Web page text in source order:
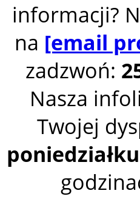
informacji?
na [email
zadzwoń:
Nasza
Twojej